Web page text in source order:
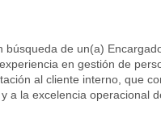
búsqueda de un(a)
en gestión de
al cliente interno, que
a la excelencia operacional